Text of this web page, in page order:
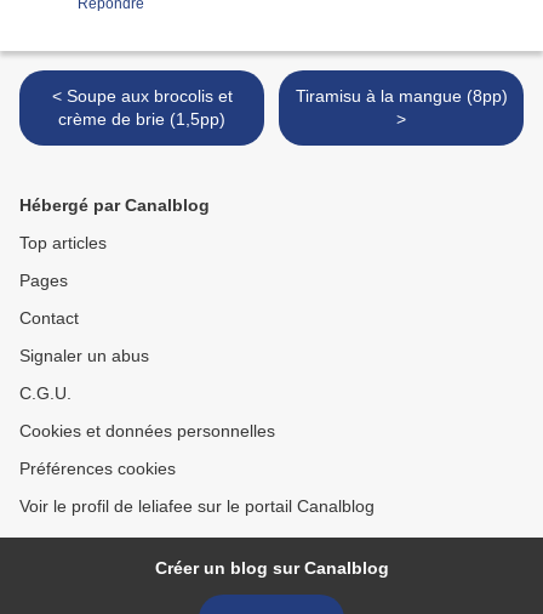
Répondre
< Soupe aux brocolis et
crème de brie (1,5pp)
Tiramisu à la mangue (8pp)
>
Hébergé par Canalblog
Top articles
Pages
Contact
Signaler un abus
C.G.U.
Cookies et données personnelles
Préférences cookies
Voir le profil de leliafee sur le portail Canalblog
Créer un blog sur Canalblog